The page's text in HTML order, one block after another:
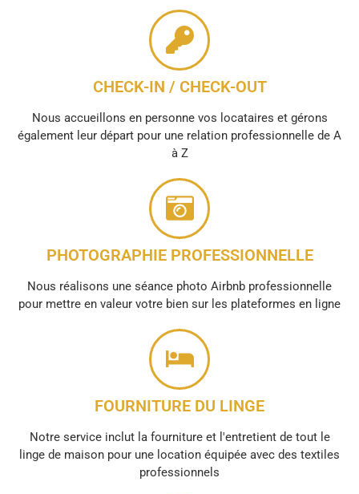
CHECK-IN / CHECK-OUT
Nous accueillons en personne vos locataires et gérons
également leur départ pour une relation professionnelle de A
à Z
PHOTOGRAPHIE PROFESSIONNELLE
Nous réalisons une séance photo Airbnb professionnelle
pour mettre en valeur votre bien sur les plateformes en ligne
FOURNITURE DU LINGE
Notre service inclut la fourniture et l'entretient de tout le
linge de maison pour une location équipée avec des textiles
professionnels